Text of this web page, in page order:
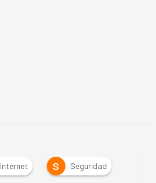
internet S Seguridad